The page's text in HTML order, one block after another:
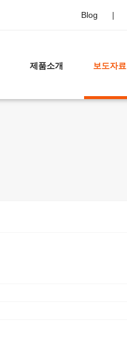
Blog |
제품소개 보도자료